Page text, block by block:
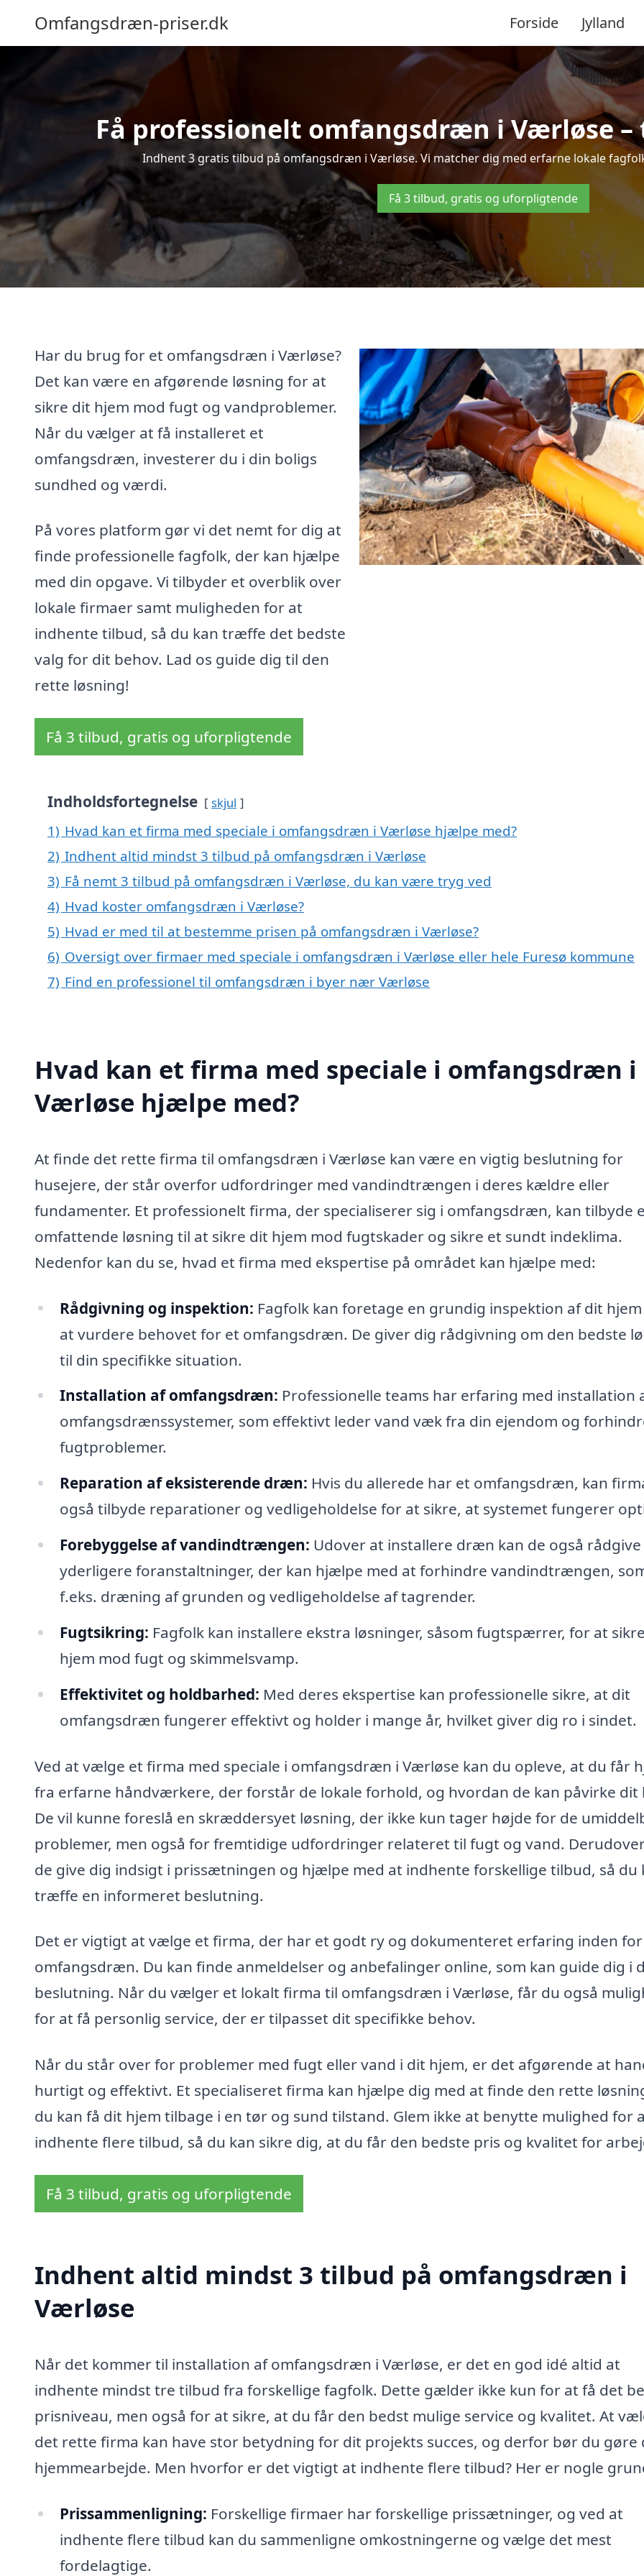
Omfangsdræn-priser.dk Forside Jylland
Få professionelt omfangsdræn i Værløse
Indhent 3 gratis tilbud på omfangsdræn i Værløse. Vi matcher dig med erfarne lokale
Få 3 tilbud, gratis og uforpligtende
Har du brug for et omfangsdræn i Værløse?
Det kan være en afgørende løsning for at
sikre dit hjem mod fugt og vandproblemer.
Når du vælger at få installeret et
omfangsdræn, investerer du i din boligs
sundhed og værdi.
På vores platform gør vi det nemt for dig at
finde professionelle fagfolk, der kan hjælpe
med din opgave. Vi tilbyder et overblik over
lokale firmaer samt muligheden for at
indhente tilbud, så du kan træffe det bedste
valg for dit behov. Lad os guide dig til den
rette løsning!
Få 3 tilbud, gratis og uforpligtende
Indholdsfortegnelse skjul
1) Hvad kan et firma med speciale i omfangsdræn i Værløse hjælpe med?
2) Indhent altid mindst 3 tilbud på omfangsdræn i Værløse
3) Få nemt 3 tilbud på omfangsdræn i Værløse, du kan være tryg ved
4) Hvad koster omfangsdræn i Værløse?
5) Hvad er med til at bestemme prisen på omfangsdræn i Værløse?
6) Oversigt over firmaer med speciale i omfangsdræn i Værløse eller hele Furesø kommune
7) Find en professionel til omfangsdræn i byer nær Værløse
Hvad kan et firma med speciale i omfangsdræn i
Værløse hjælpe med?
At finde det rette firma til omfangsdræn i Værløse kan være en vigtig beslutning for
husejere, der står overfor udfordringer med vandindtrængen i deres kældre eller
fundamenter. Et professionelt firma, der specialiserer sig i omfangsdræn, kan tilbyde
omfattende løsning til at sikre dit hjem mod fugtskader og sikre et sundt indeklima.
Nedenfor kan du se, hvad et firma med ekspertise på området kan hjælpe med:
Rådgivning og inspektion: Fagfolk kan foretage en grundig inspektion af dit
at vurdere behovet for et omfangsdræn. De giver dig rådgivning om den bedste
til din specifikke situation.
Installation af omfangsdræn: Professionelle teams har erfaring med installation
omfangsdrænssystemer, som effektivt leder vand væk fra din ejendom og
fugtproblemer.
Reparation af eksisterende dræn: Hvis du allerede har et omfangsdræn, kan
også tilbyde reparationer og vedligeholdelse for at sikre, at systemet fungerer
Forebyggelse af vandindtrængen: Udover at installere dræn kan de også
yderligere foranstaltninger, der kan hjælpe med at forhindre vandindtrængen,
f.eks. dræning af grunden og vedligeholdelse af tagrender.
Fugtsikring: Fagfolk kan installere ekstra løsninger, såsom fugtspærrer, for at
hjem mod fugt og skimmelsvamp.
Effektivitet og holdbarhed: Med deres ekspertise kan professionelle sikre, at dit
omfangsdræn fungerer effektivt og holder i mange år, hvilket giver dig ro i sindet.
Ved at vælge et firma med speciale i omfangsdræn i Værløse kan du opleve, at du får
fra erfarne håndværkere, der forstår de lokale forhold, og hvordan de kan påvirke dit
De vil kunne foreslå en skræddersyet løsning, der ikke kun tager højde for de
problemer, men også for fremtidige udfordringer relateret til fugt og vand.
de give dig indsigt i prissætningen og hjælpe med at indhente forskellige tilbud, så du
træffe en informeret beslutning.
Det er vigtigt at vælge et firma, der har et godt ry og dokumenteret erfaring inden for
omfangsdræn. Du kan finde anmeldelser og anbefalinger online, som kan guide dig i
beslutning. Når du vælger et lokalt firma til omfangsdræn i Værløse, får du også
for at få personlig service, der er tilpasset dit specifikke behov.
Når du står over for problemer med fugt eller vand i dit hjem, er det afgørende at
hurtigt og effektivt. Et specialiseret firma kan hjælpe dig med at finde den rette
du kan få dit hjem tilbage i en tør og sund tilstand. Glem ikke at benytte mulighed for
indhente flere tilbud, så du kan sikre dig, at du får den bedste pris og kvalitet for
Få 3 tilbud, gratis og uforpligtende
Indhent altid mindst 3 tilbud på omfangsdræn i
Værløse
Når det kommer til installation af omfangsdræn i Værløse, er det en god idé altid at
indhente mindst tre tilbud fra forskellige fagfolk. Dette gælder ikke kun for at få det
prisniveau, men også for at sikre, at du får den bedst mulige service og kvalitet. At
det rette firma kan have stor betydning for dit projekts succes, og derfor bør du gøre
hjemmearbejde. Men hvorfor er det vigtigt at indhente flere tilbud? Her er nogle
Prissammenligning: Forskellige firmaer har forskellige prissætninger, og ved at
indhente flere tilbud kan du sammenligne omkostningerne og vælge det mest
fordelagtige.